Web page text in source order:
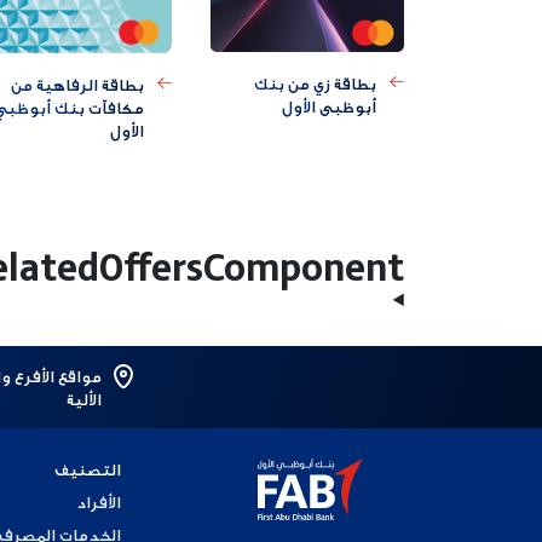
بطاقة زي من بنك
أبوظبي الأول
بطاقة الرفاهية من
مكافآت بنك
الأول
مواقع الأفرع
الألية
التصنيف
الأفراد
الخدمات